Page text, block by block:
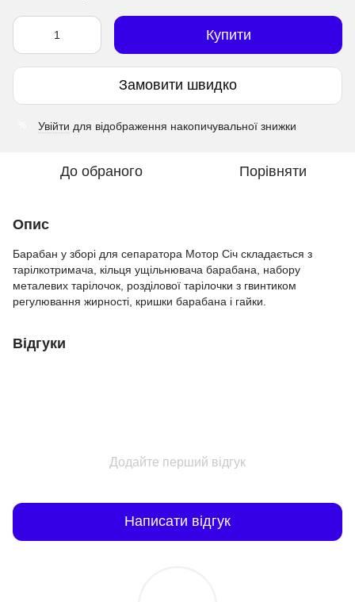
Купити
Замовити швидко
Увійти для відображення накопичувальної знижки
До обраного Порівняти
Опис
Барабан у зборі для сепаратора Мотор Січ складається з
тарілкотримача, кільця ущільнювача барабана, набору
металевих тарілочок, розділової тарілочки з гвинтиком
регулювання жирності, кришки барабана і гайки.
Відгуки
Додайте перший відгук
Написати відгук